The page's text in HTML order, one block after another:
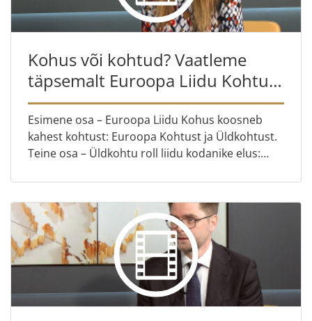
Kohus või kohtud? Vaatleme
täpsemalt Euroopa Liidu Kohtu
ülesehitust
Esimene osa – Euroopa Liidu Kohus koosneb
kahest kohtust: Euroopa Kohtust ja Üldkohtust.
Teine osa – Üldkohtu roll liidu kodanike elus:
Giulia Predonzaniga.